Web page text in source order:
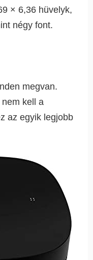
× 6,36 hüvelyk,
négy font.
megvan.
kell a
az egyik legjobb